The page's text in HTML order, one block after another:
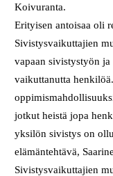
Koivuranta.
Erityisen antoisaa oli
Sivistysvaikuttajien
vapaan sivistystyön
vaikuttanutta
jotkut heistä jopa
yksilön sivistys on
elämäntehtävä,
Sivistysvaikuttajien